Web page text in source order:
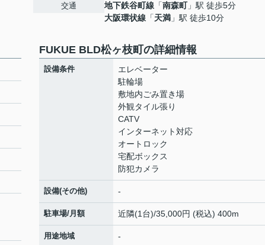
交通
地下鉄谷町線 「南森町」駅 徒歩5分
大阪環状線 「天満 」駅 徒歩10分
FUKUE BLD松ヶ枝町の詳細情報
設備条件
エレベーター
駐輪場
敷地内ごみ置き場
外観タイル張り
CATV
インターネット対応
オートロック
宅配ボックス
防犯カメラ
設備(その他) -
駐車場/月額 近隣(1台)/35,000円 (税込) 400m
用途地域 -